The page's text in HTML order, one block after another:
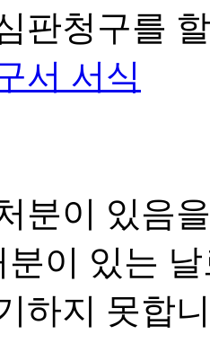
판청구를
서 서식
분이 있음
이 있는
하지 못합